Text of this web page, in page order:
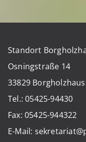
Standort
Osningstraße 14
33829
Tel.: 05425-94430
Fax: 05425-944322
E-Mail: